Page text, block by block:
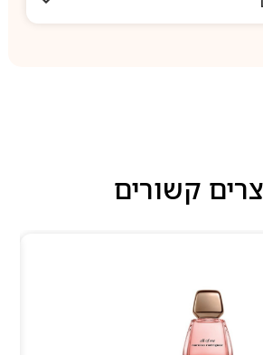
קשורים